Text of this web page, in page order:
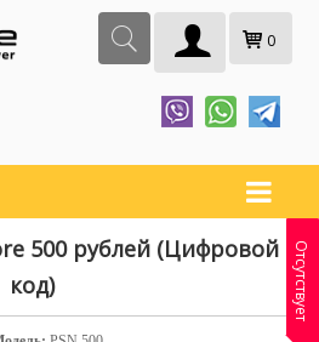
0
500 рублей (Цифровой
код)
Отсутствует